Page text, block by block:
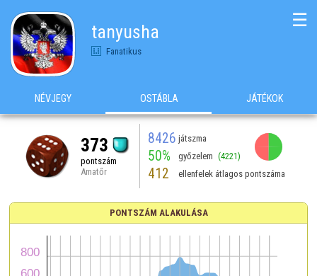
tanyusha
Fanatikus
☰
NÉVJEGY OSTÁBLA JÁTÉKOK
373
pontszám
Amatőr
8426 játszma
50% győzelem (4221)
412 ellenfelek átlagos pontszáma
PONTSZÁM ALAKULÁSA